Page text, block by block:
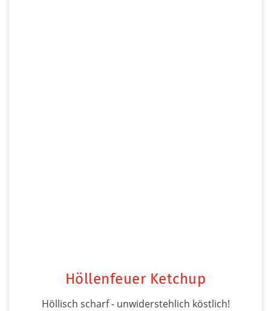
Höllenfeuer Ketchup
Höllisch scharf - unwiderstehlich köstlich!